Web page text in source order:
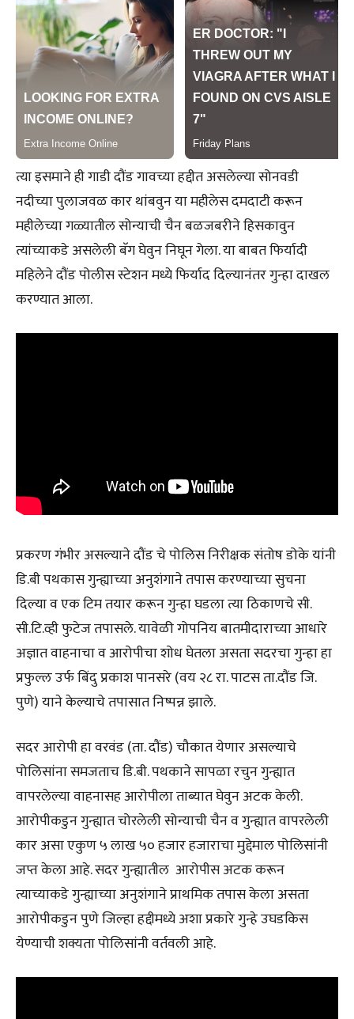
त्या इसमाने ही गाडी दौंड गावच्या हद्दीत असलेल्या सोनवडी
नदीच्या पुलाजवळ कार थांबवुन या महीलेस दमदाटी करून
महीलेच्या गळ्यातील सोन्याची चैन बळजबरीने हिसकावुन
त्यांच्याकडे असलेली बॅग घेवुन निघून गेला. या बाबत फिर्यादी
महिलेने दौंड पोलीस स्टेशन मध्ये फिर्याद दिल्यानंतर गुन्हा दाखल
करण्यात आला.
प्रकरण गंभीर असल्याने दौंड चे पोलिस निरीक्षक संतोष डोके यांनी
डि.बी पथकास गुन्ह्याच्या अनुशंगाने तपास करण्याच्या सुचना
दिल्या व एक टिम तयार करून गुन्हा घडला त्या ठिकाणचे सी.
सी.टि.व्ही फुटेज तपासले. यावेळी गोपनिय बातमीदाराच्या आधारे
अज्ञात वाहनाचा व आरोपीचा शोध घेतला असता सदरचा गुन्हा हा
प्रफुल्ल उर्फ बिंदु प्रकाश पानसरे (वय २८ रा. पाटस ता.दौंड जि.
पुणे) याने केल्याचे तपासात निष्पन्न झाले.
सदर आरोपी हा वरवंड (ता. दौंड) चौकात येणार असल्याचे
पोलिसांना समजताच डि.बी. पथकाने सापळा रचुन गुन्ह्यात
वापरलेल्या वाहनासह आरोपीला ताब्यात घेवुन अटक केली.
आरोपीकडुन गुन्ह्यात चोरलेली सोन्याची चैन व गुन्ह्यात वापरलेली
कार असा एकुण ५ लाख ५० हजार हजाराचा मुद्देमाल पोलिसांनी
जप्त केला आहे. सदर गुन्ह्यातील आरोपीस अटक करून
त्याच्याकडे गुन्ह्याच्या अनुशंगाने प्राथमिक तपास केला असता
आरोपीकडुन पुणे जिल्हा हद्दीमध्ये अशा प्रकारे गुन्हे उघडकिस
येण्याची शक्यता पोलिसांनी वर्तवली आहे.